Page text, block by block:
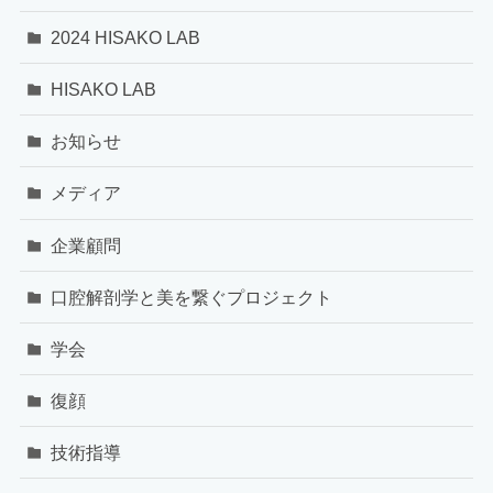
2024 HISAKO LAB
HISAKO LAB
お知らせ
メディア
企業顧問
口腔解剖学と美を繋ぐプロジェクト
学会
復顔
技術指導